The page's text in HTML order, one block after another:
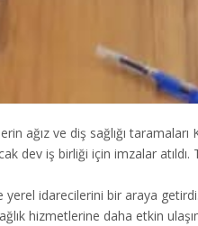
ve diş sağlığı taramaları
dev iş birliği için imzalar
idarecilerini bir araya
hizmetlerine daha etkin